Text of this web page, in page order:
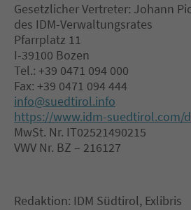
Gesetzlicher Vertreter: Johann
des IDM-Verwaltungsrates
Pfarrplatz 11
I-39100 Bozen
Tel.: +39 0471 094 000
Fax: +39 0471 094 444
info@suedtirol.info
https://www.idm-suedtirol.com/
MwSt. Nr. IT02521490215
VWV Nr. BZ – 216127
Redaktion: IDM Südtirol, Exlibris